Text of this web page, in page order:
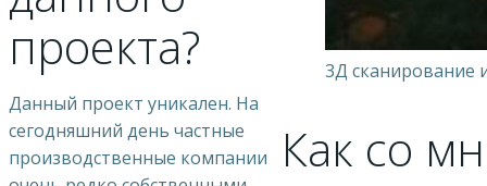
проекта?
Данный проект уникален. На
сегодняшний день частные
производственные компании
3Д сканирование
Как со